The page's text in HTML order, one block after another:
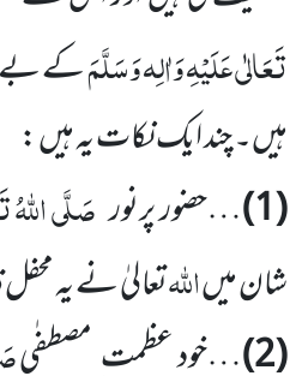
تَعَالٰی عَلَیْہِ وَاٰلِہ وَسَلَّمَکے بے
ہیں۔ چند ایک نکات یہ ہیں :
(1) …حضور پرنورصَلَّی
شان میںاللہتعالیٰ نے یہ محفل
(2) …خود عظمت ِ مصطفٰی